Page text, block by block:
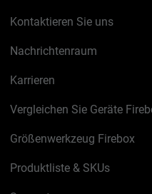
Kontaktieren Sie uns
Nachrichtenraum
Karrieren
Vergleichen Sie Geräte
Größenwerkzeug Firebox
Produktliste & SKUs